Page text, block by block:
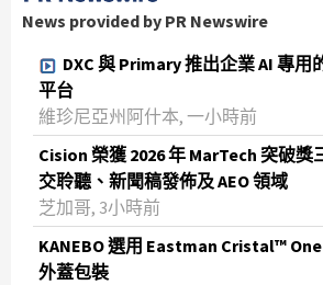
News provided by PR Newswire
DXC 與 Primary 推出企業 AI 專用
平台
維珍尼亞州阿什本, 一小時前
Cision 榮獲 2026 年 MarTech 突破
交聆聽、新聞稿發佈及 AEO 領域
芝加哥, 3小時前
KANEBO 選用 Eastman Cristal™
外蓋包裝